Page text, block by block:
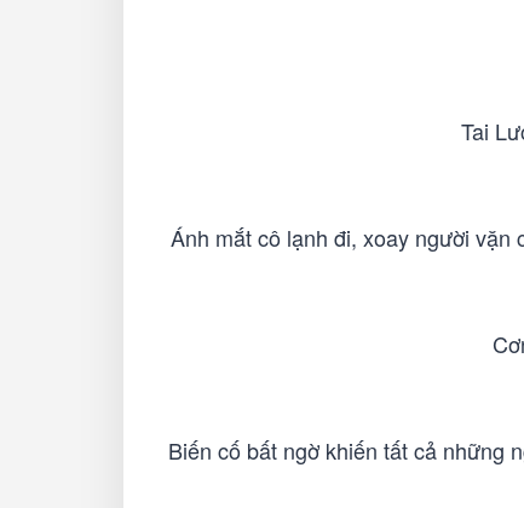
Tai
Ánh mắt cô lạnh đi, xoay người
Biến cố bất ngờ khiến tất cả những